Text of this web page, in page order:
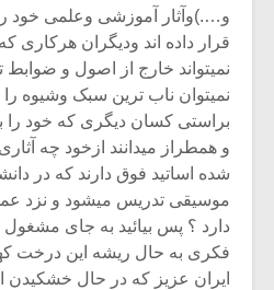
و….)وآثار آموزشی وعلمی خود را
قرار داده اند ودیگران هرکاری
نمیتواند خارج از اصول و ضوابط
نمیتوان ناب ترین سبک وشیوه
براستی کسان دیگری که خود را
و همطراز میدانند ازخود چه
شده اساتید فوق دارند که در
موسیقی تدریس میشود و نزد
دارد ؟ پس بیائید به جای
فکری به حال ریشه این درخت
ایران عزیز که در حال خشکیدن